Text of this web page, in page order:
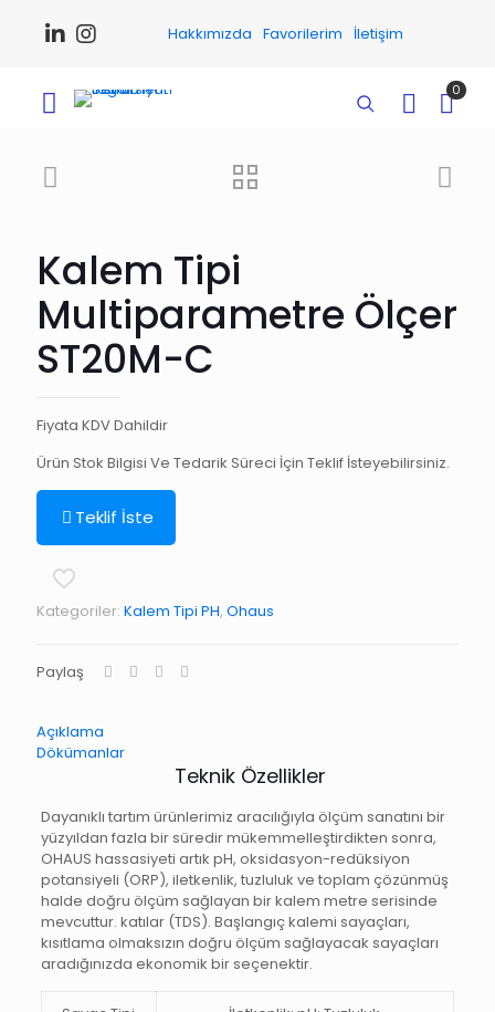
Hakkımızda Favorilerim İletişim
0
Kalem Tipi
Multiparametre Ölçer
ST20M-C
Fiyata KDV Dahildir
Ürün Stok Bilgisi Ve Tedarik Süreci İçin Teklif İsteyebilirsiniz.
Teklif İste
Kategoriler: Kalem Tipi PH, Ohaus
Paylaş
Açıklama
Dökümanlar
Teknik Özellikler
Dayanıklı tartım ürünlerimiz aracılığıyla ölçüm sanatını bir
yüzyıldan fazla bir süredir mükemmelleştirdikten sonra,
OHAUS hassasiyeti artık pH, oksidasyon-redüksiyon
potansiyeli (ORP), iletkenlik, tuzluluk ve toplam çözünmüş
halde doğru ölçüm sağlayan bir kalem metre serisinde
mevcuttur. katılar (TDS). Başlangıç ​​kalemi sayaçları,
kısıtlama olmaksızın doğru ölçüm sağlayacak sayaçları
aradığınızda ekonomik bir seçenektir.